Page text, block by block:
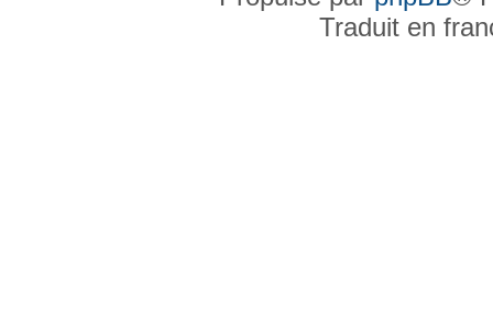
Traduit en